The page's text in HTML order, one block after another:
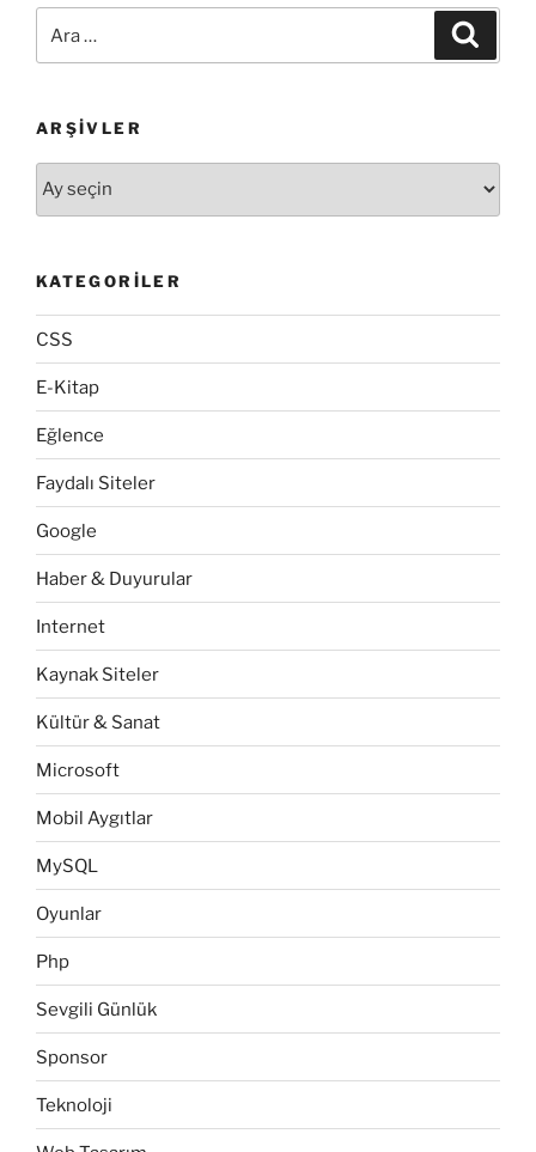
ARŞIVLER
KATEGORILER
CSS
E-Kitap
Eğlence
Faydalı Siteler
Google
Haber & Duyurular
Internet
Kaynak Siteler
Kültür & Sanat
Microsoft
Mobil Aygıtlar
MySQL
Oyunlar
Php
Sevgili Günlük
Sponsor
Teknoloji